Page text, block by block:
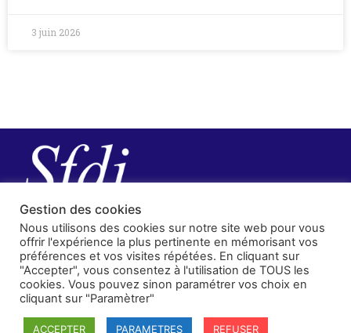
3 juin 2026
SFDI
Gestion des cookies
Nous utilisons des cookies sur notre site web pour vous
offrir l'expérience la plus pertinente en mémorisant vos
préférences et vos visites répétées. En cliquant sur
"Accepter", vous consentez à l'utilisation de TOUS les
cookies. Vous pouvez sinon paramétrer vos choix en
cliquant sur "Paramètrer"
ACCEPTER PARAMETRES REFUSER